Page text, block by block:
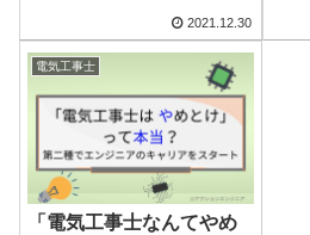
発表日待ちはNG！
2021.12.30
電気工事士
「電気工事士なんてやめ